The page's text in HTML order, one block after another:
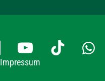
Impressum